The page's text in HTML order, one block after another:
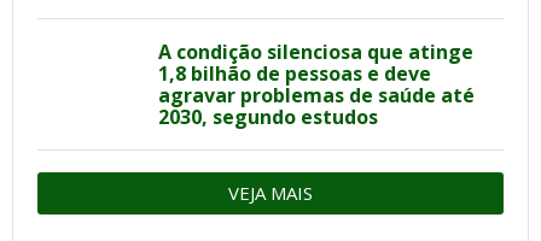
A condição silenciosa que atinge
1,8 bilhão de pessoas e deve
agravar problemas de saúde até
2030, segundo estudos
VEJA MAIS